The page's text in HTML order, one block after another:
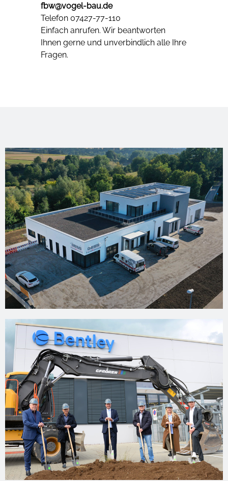
fbw@vogel-bau.de
Telefon 07427-77-110
Einfach anrufen. Wir beantworten
Ihnen gerne und unverbindlich alle Ihre
Fragen.